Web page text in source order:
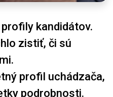
kandidátov.
zistiť, či sú
profil uchádzača,
podrobnosti.